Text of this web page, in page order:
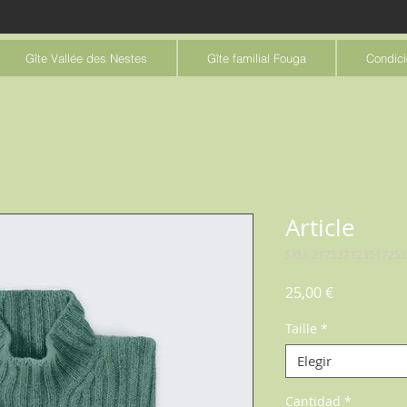
Gîte Vallée des Nestes Gîte familial Fouga
Article
25,00 €Precio
Taille *
Elegir
Cantidad *